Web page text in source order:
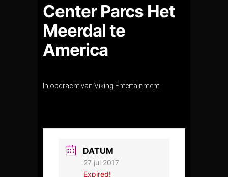
Center Parcs Het
Meerdal te
America
In opdracht van Viking Entertainment
DATUM
27 jul 2017
Expired!